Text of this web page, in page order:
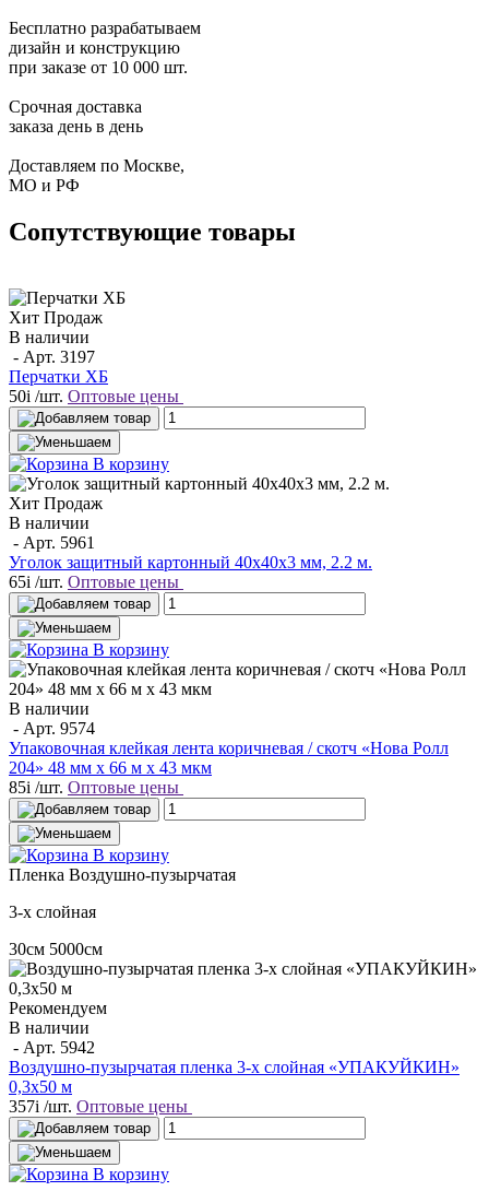
Бесплатно разрабатываем
дизайн и конструкцию
при заказе от 10 000 шт.
Срочная доставка
заказа день в день
Доставляем по Москве,
МО и РФ
Сопутствующие товары
Хит Продаж
В наличии
- Арт. 3197
Перчатки ХБ
50i /шт. Оптовые цены
В корзину
Хит Продаж
В наличии
- Арт. 5961
Уголок защитный картонный 40х40х3 мм, 2.2 м.
65i /шт. Оптовые цены
В корзину
В наличии
- Арт. 9574
Упаковочная клейкая лента коричневая / скотч «Нова Ролл
204» 48 мм x 66 м х 43 мкм
85i /шт. Оптовые цены
В корзину
Пленка Воздушно-пузырчатая
3-х слойная
30см 5000см
Рекомендуем
В наличии
- Арт. 5942
Воздушно-пузырчатая пленка 3-х слойная «УПАКУЙКИН»
0,3х50 м
357i /шт. Оптовые цены
В корзину